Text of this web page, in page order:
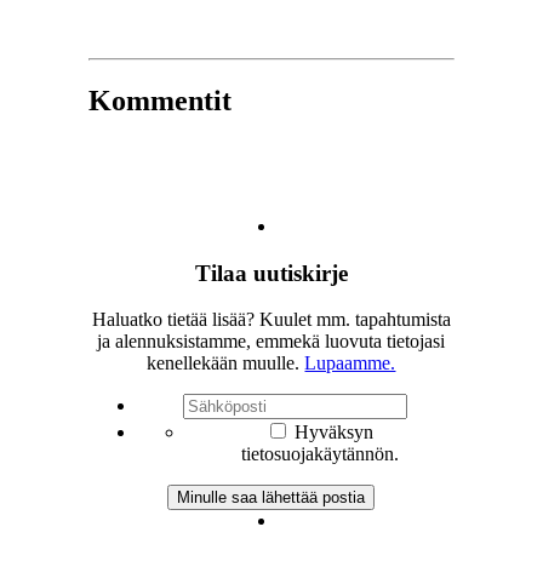
Kommentit
Tilaa uutiskirje
Haluatko tietää lisää? Kuulet mm. tapahtumista
ja alennuksistamme, emmekä luovuta tietojasi
kenellekään muulle.Lupaamme.
Hyväksyn
tietosuojakäytännön.